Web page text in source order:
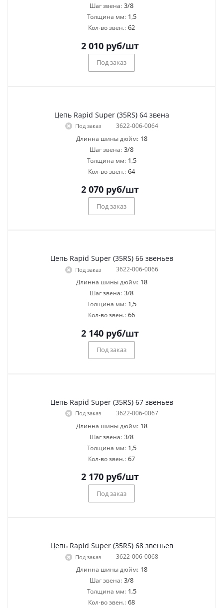
Шаг звена: 3/8
Толщина мм: 1,5
Кол-во звен.: 62
2 010руб/шт
Под заказ
Цепь Rapid Super (35RS) 64 звена
Под заказ
3622-006-0064
Длинна шины дюйм: 18
Шаг звена: 3/8
Толщина мм: 1,5
Кол-во звен.: 64
2 070руб/шт
Под заказ
Цепь Rapid Super (35RS) 66 звеньев
Под заказ
3622-006-0066
Длинна шины дюйм: 18
Шаг звена: 3/8
Толщина мм: 1,5
Кол-во звен.: 66
2 140руб/шт
Под заказ
Цепь Rapid Super (35RS) 67 звеньев
Под заказ
3622-006-0067
Длинна шины дюйм: 18
Шаг звена: 3/8
Толщина мм: 1,5
Кол-во звен.: 67
2 170руб/шт
Под заказ
Цепь Rapid Super (35RS) 68 звеньев
Под заказ
3622-006-0068
Длинна шины дюйм: 18
Шаг звена: 3/8
Толщина мм: 1,5
Кол-во звен.: 68